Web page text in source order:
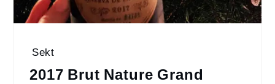
Sekt
2017 Brut Nature Grand